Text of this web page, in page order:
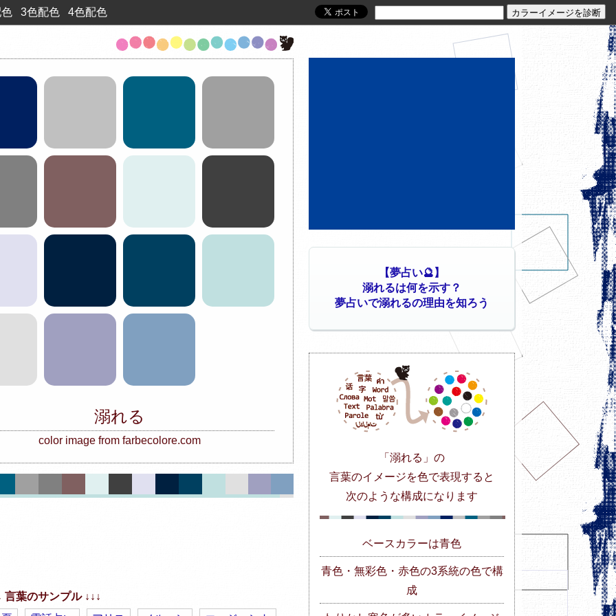
3色配色 4色配色
溺れる
color image from farbecolore.com
言葉のサンプル ↓↓↓
【夢占い🔮】
溺れるは何を示す？
夢占いで溺れるの理由を知ろう
「溺れる」の
言葉のイメージを色で表現すると
次のような構成になります
ベースカラーは青色
青色・無彩色・赤色の3系統の色で構
成